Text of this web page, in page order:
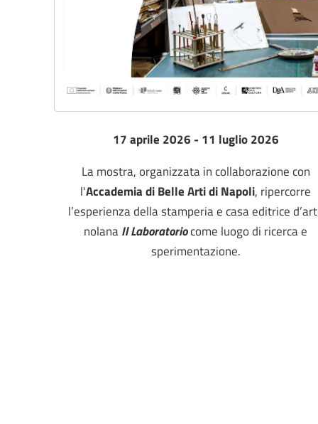
17 aprile 2026 - 11 luglio 2026
La mostra, organizzata in collaborazione con
l'Accademia di Belle Arti di Napoli, ripercorre
l’esperienza della stamperia e casa editrice
nolanaIl Laboratoriocome luogo di ricerca e
sperimentazione.